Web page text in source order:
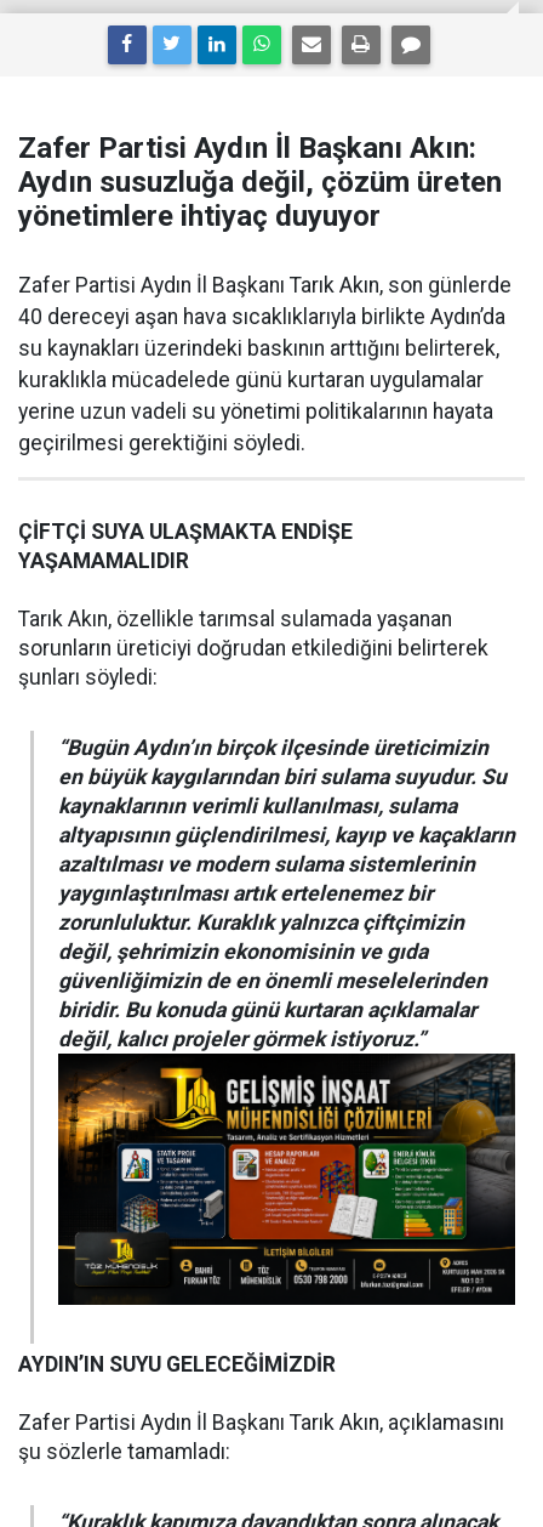
Zafer Partisi Aydın İl Başkanı Akın:
Aydın susuzluğa değil, çözüm üreten
yönetimlere ihtiyaç duyuyor
Zafer Partisi Aydın İl Başkanı Tarık Akın, son günlerde
40 dereceyi aşan hava sıcaklıklarıyla birlikte Aydın’da
su kaynakları üzerindeki baskının arttığını belirterek,
kuraklıkla mücadelede günü kurtaran uygulamalar
yerine uzun vadeli su yönetimi politikalarının hayata
geçirilmesi gerektiğini söyledi.
ÇİFTÇİ SUYA ULAŞMAKTA ENDİŞE
YAŞAMAMALIDIR
Tarık Akın, özellikle tarımsal sulamada yaşanan
sorunların üreticiyi doğrudan etkilediğini belirterek
şunları söyledi:
“Bugün Aydın’ın birçok ilçesinde üreticimizin
en büyük kaygılarından biri sulama suyudur. Su
kaynaklarının verimli kullanılması, sulama
altyapısının güçlendirilmesi, kayıp ve kaçakların
azaltılması ve modern sulama sistemlerinin
yaygınlaştırılması artık ertelenemez bir
zorunluluktur. Kuraklık yalnızca çiftçimizin
değil, şehrimizin ekonomisinin ve gıda
güvenliğimizin de en önemli meselelerinden
biridir. Bu konuda günü kurtaran açıklamalar
değil, kalıcı projeler görmek istiyoruz.”
AYDIN’IN SUYU GELECEĞİMİZDİR
Zafer Partisi Aydın İl Başkanı Tarık Akın, açıklamasını
şu sözlerle tamamladı: